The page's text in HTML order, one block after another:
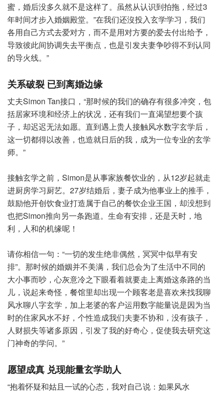
蜜，婚后没多久就不是这样了。虽然从认识到拍拖，经过3
年时间才步入婚姻殿堂。”在我们还沒投入玄学学习，我们
各用自己方式去爱对方，而不是用对方要的爱去付出给予，
导致彼此间协调失去平衡点，也是引发夫妻争吵得不到认同
的导火线。”
关系破裂 已到离婚边缘
丈夫Simon Tan接口，“那时候的我们的确存有很多冲突，包
括居家环境和经济上的状况，还有我们一直渴望想要个孩
子，却迟迟无法如愿。直到遇上贵人接触风水数字玄学后，
这一切都得以改善，也造就日后的我，成为一位专业的玄学
师。”
接触玄学之前，Simon是从事家族餐饮业的，从12岁起就走
进厨房学习厨艺。27岁结婚后，妻子成为他事业上的推手，
鼓励他开创饮食业打造属于自己的餐饮企业王国，却没想到
也把Simon推向另一条跑道。生命有安排，还是天时，地
利，人和的机缘呢！
请你相信一句：“一切的发生绝非偶然，冥冥中似早有安
排”。那时候的婚姻并不美满，我们总会为了生活中不同的
大小事而吵，心灰意冷之下眼看着就要走上离婚这条路的当
儿，说起来奇怪，餐馆里却出现一个顾客老是喜欢来找我聊
风水聊八字玄学，加上老婆的客户运用数字能量说是因为当
时的住家风水不好，个性造成我们夫妻不协和，没有孩子，
人财损失等诸多原因，引发了我的好奇心，促使我去研究这
门神奇的学问。”
愿望成真 兑现能量玄学助人
“抱着怀疑和姑且一试的心态，我对自己说：如果风水